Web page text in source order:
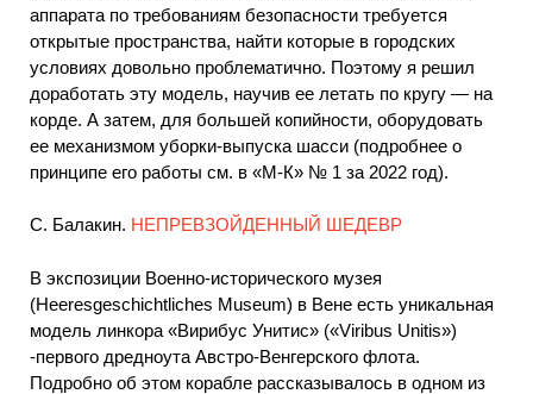
аппарата по требованиям безопасности требуется
открытые пространства, найти которые в городских
условиях довольно проблематично. Поэтому я решил
доработать эту модель, научив ее летать по кругу — на
корде. А затем, для большей копийности, оборудовать
ее механизмом уборки-выпуска шасси (подробнее о
принципе его работы см. в «М-К» № 1 за 2022 год).
С. Балакин. НЕПРЕВЗОЙДЕННЫЙ ШЕДЕВР
В экспозиции Военно-исторического музея
(Heeresgeschichtliches Museum) в Вене есть уникальная
модель линкора «Вирибус Унитис» («Viribus Unitis»)
-первого дредноута Австро-Венгерского флота.
Подробно об этом корабле рассказывалось в одном из